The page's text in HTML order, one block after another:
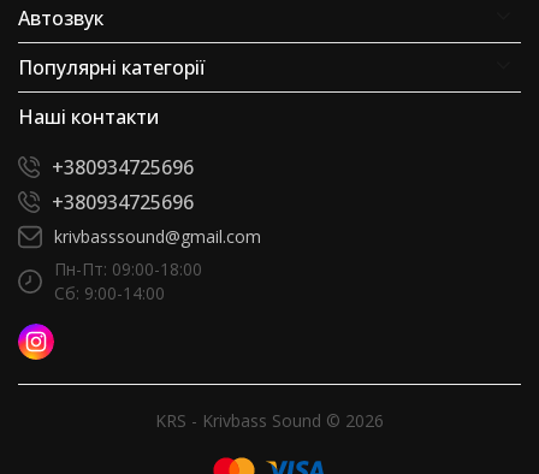
Автозвук
Популярні категорії
Наші контакти
+380934725696
+380934725696
krivbasssound@gmail.com
Пн-Пт: 09:00-18:00
Сб: 9:00-14:00
KRS - Krivbass Sound © 2026